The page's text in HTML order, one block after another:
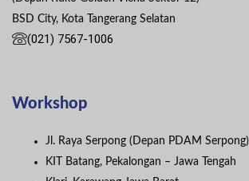
BSD City, Kota Tangerang Selatan
(021) 7567-1006
Workshop
Jl. Raya Serpong (Depan PDAM Serpong)
KIT Batang, Pekalongan – Jawa Tengah